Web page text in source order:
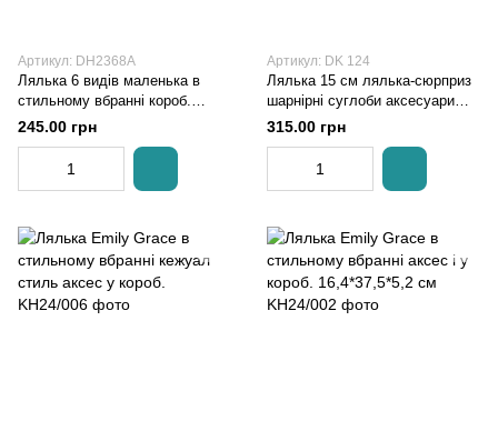
Артикул: DH2368A
Лялька 6 видів маленька в
стильному вбранні короб.
19*6,5*9,3 см
245.00 грн
Артикул: DK 124
Лялька 15 см лялька-сюрприз
шарнірні суглоби аксесуари
взуття наліпки в коробці
315.00 грн